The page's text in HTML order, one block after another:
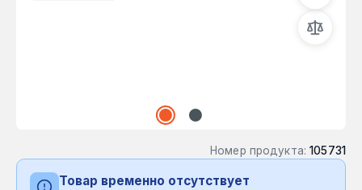
Номер продукта: 105731
Товар временно отсутствует